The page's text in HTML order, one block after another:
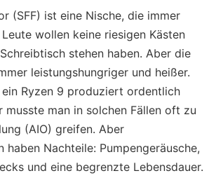
(SFF) ist eine Nische, die immer
wollen keine riesigen Kästen
stehen haben. Aber die
leistungshungriger und heißer.
Ryzen 9 produziert ordentlich
musste man in solchen Fällen oft zu
(AIO) greifen. Aber
haben Nachteile: Pumpengeräusche,
und eine begrenzte Lebensdauer.